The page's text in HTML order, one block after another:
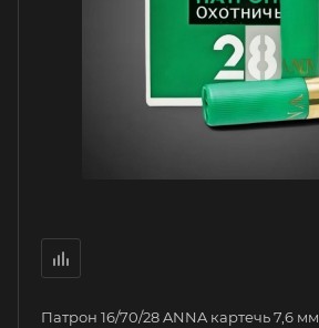
Патрон 16/70/28 ANNA картечь 7,6 мм